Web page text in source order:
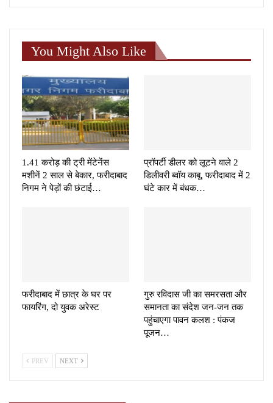
You Might Also Like
1.41 करोड़ की ट्री मेंटेनेंस
मशीनें 2 साल से बेकार, फरीदाबाद
निगम ने पेड़ों की छंटाई…
प्रॉपर्टी डीलर को लूटने वाले 2
डिलीवरी ब्वॉय काबू, फरीदाबाद में 2
घंटे कार में बंधक…
फरीदाबाद में छात्र के घर पर
फायरिंग, दो युवक अरेस्ट
गुरु रविदास जी का समरसता और
समानता का संदेश जन-जन तक
पहुंचाएगा पावन कलश : पंकज
पूजन…
PREV NEXT